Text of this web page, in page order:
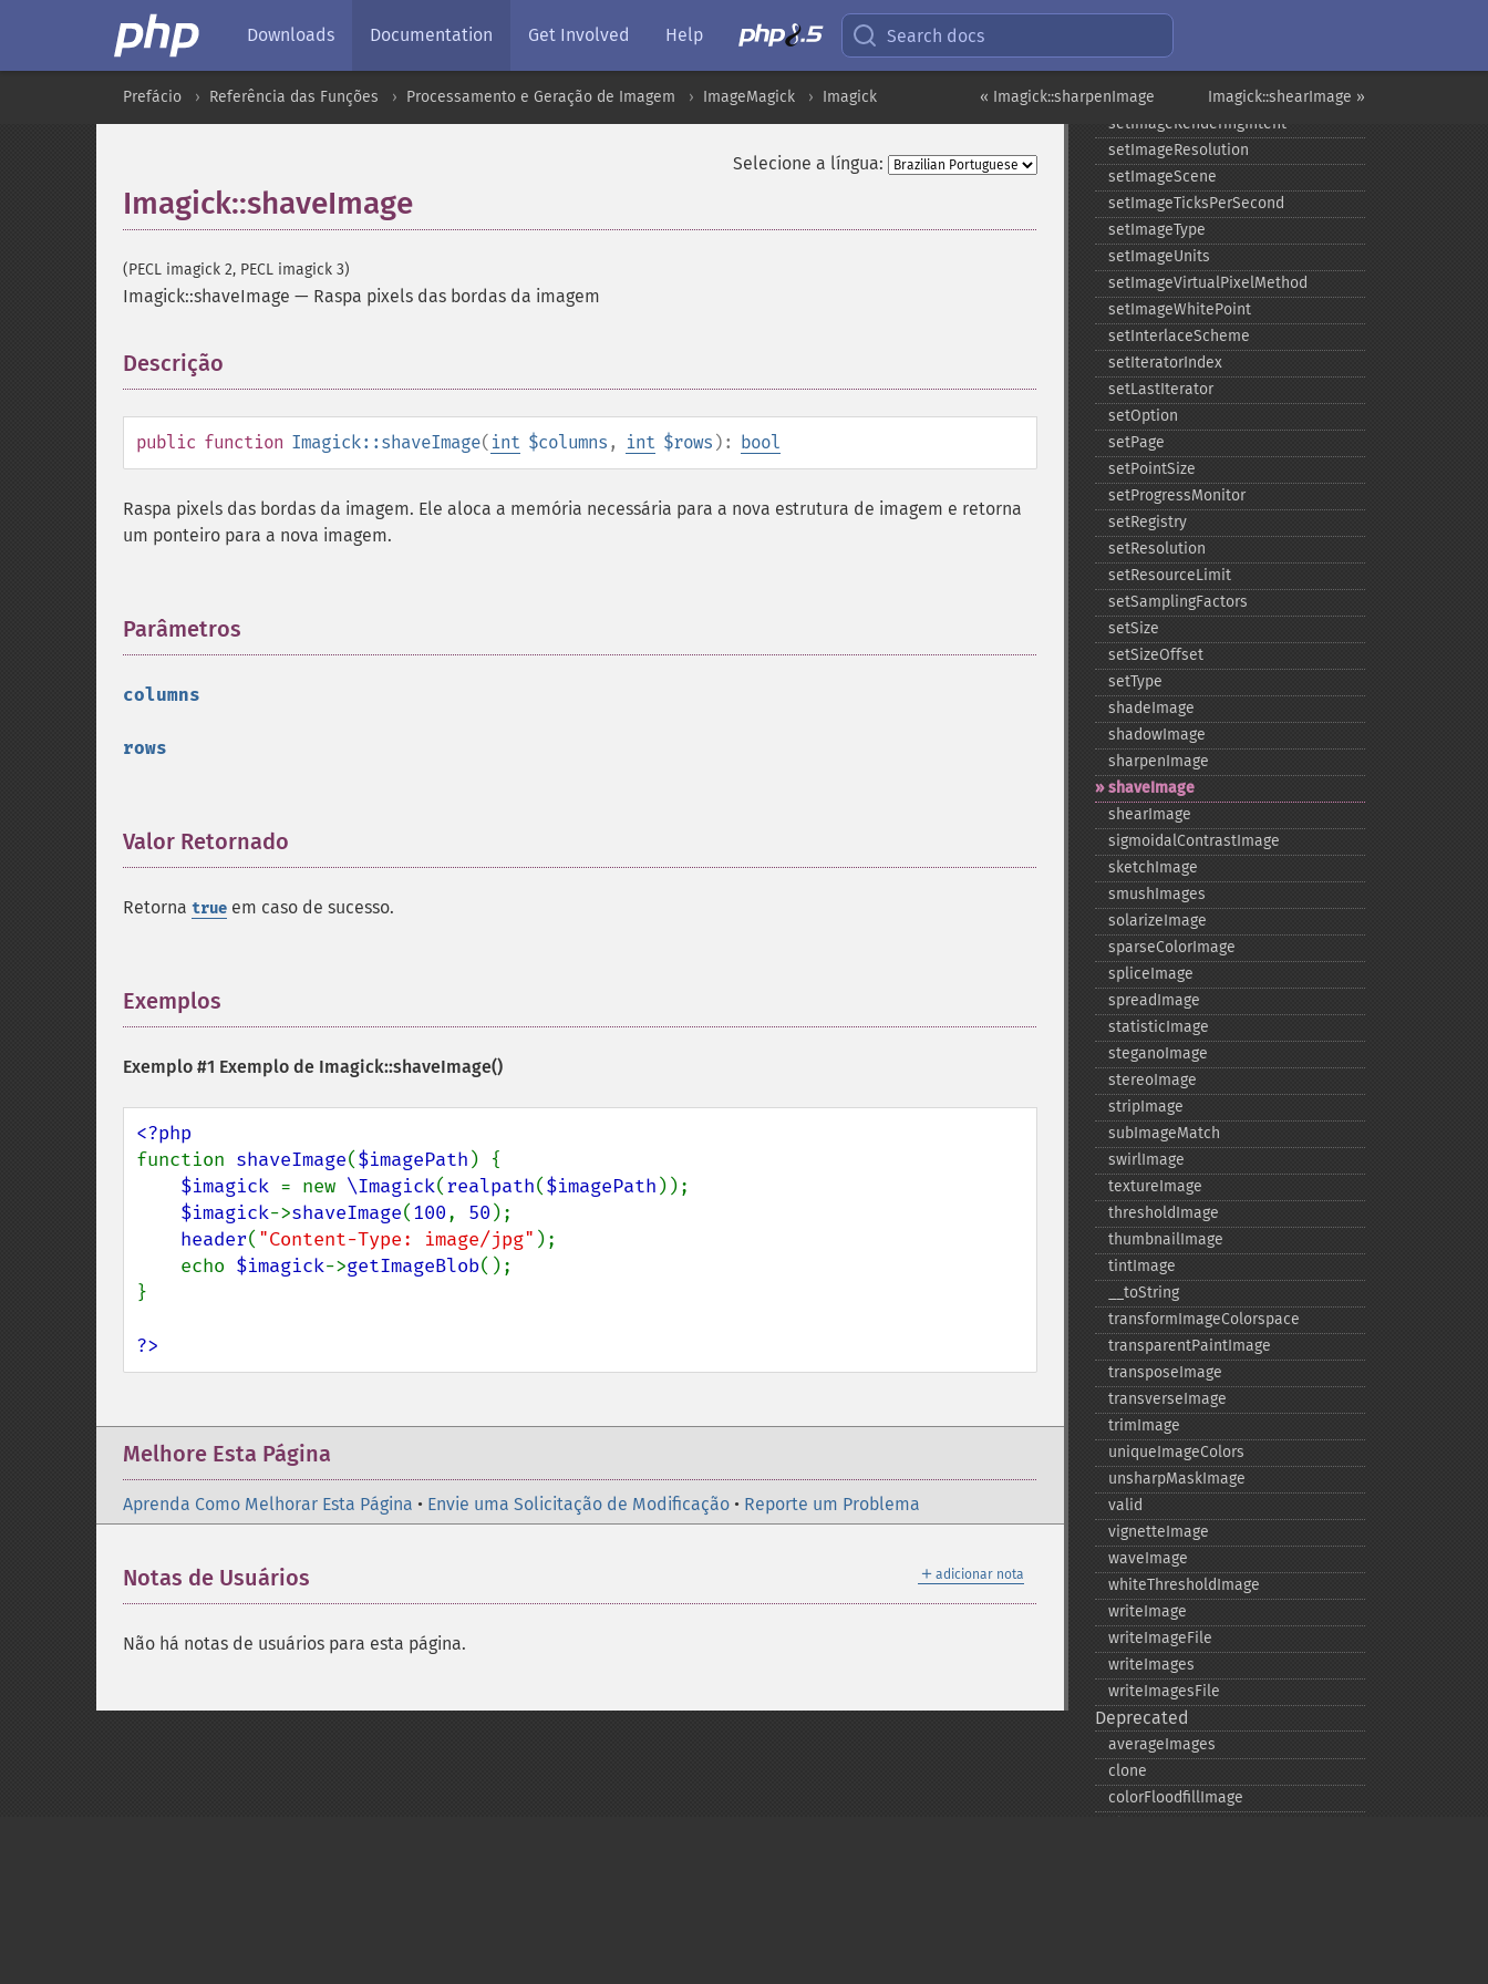
Downloads Documentation Get Involved Help Search docs
Imagick::shearImage »
« Imagick::sharpenImage
Prefácio Referência das Funções Processamento e Geração de Imagem ImageMagick Imagick
Selecione a língua:
Imagick::shaveImage
(PECL imagick 2, PECL imagick 3)
Imagick::shaveImage — Raspa pixels das bordas da imagem
Descrição
public function Imagick::shaveImage( int $columns , int $rows ): bool
Raspa pixels das bordas da imagem. Ele aloca a memória necessária para a nova estrutura de imagem e retorna
um ponteiro para a nova imagem.
Parâmetros
columns
rows
Valor Retornado
Retorna true em caso de sucesso.
Exemplos
Exemplo #1 Exemplo de Imagick::shaveImage()
function shaveImage($imagePath ) {
$imagick = new \Imagick(realpath($imagePath ));
$imagick->shaveImage(100, 50 );
header( "Content-Type: image/jpg" );
    echo
$imagick->getImageBlob();
}
?>
Melhore Esta Página
Aprenda Como Melhorar Esta Página • Envie uma Solicitação de Modificação • Reporte um Problema
＋ adicionar nota
Notas de Usuários
Não há notas de usuários para esta página.
setImagePage
setImageProperty
setImageRedPrimary
setImageRenderingIntent
setImageResolution
setImageScene
setImageTicksPerSecond
setImageType
setImageUnits
setImageVirtualPixelMethod
setImageWhitePoint
setInterlaceScheme
setIteratorIndex
setLastIterator
setOption
setPage
setPointSize
setProgressMonitor
setRegistry
setResolution
setResourceLimit
setSamplingFactors
setSize
setSizeOffset
setType
shadeImage
shadowImage
sharpenImage
shaveImage
shearImage
sigmoidalContrastImage
sketchImage
smushImages
solarizeImage
sparseColorImage
spliceImage
spreadImage
statisticImage
steganoImage
stereoImage
stripImage
subImageMatch
swirlImage
textureImage
thresholdImage
thumbnailImage
tintImage
_​_​toString
transformImageColorspace
transparentPaintImage
transposeImage
transverseImage
trimImage
uniqueImageColors
unsharpMaskImage
valid
vignetteImage
waveImage
whiteThresholdImage
writeImage
writeImageFile
writeImages
writeImagesFile
Deprecated
averageImages
clone
colorFloodfillImage